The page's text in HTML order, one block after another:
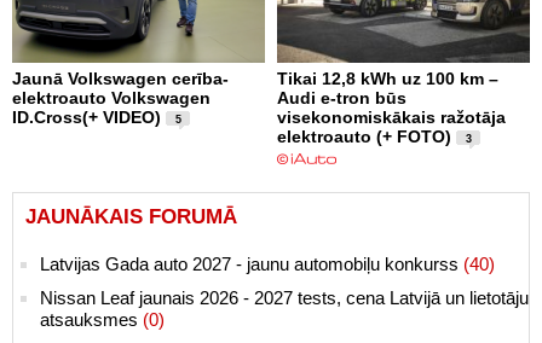
Jaunā Volkswagen cerība-
elektroauto Volkswagen
ID.Cross(+ VIDEO)
5
Tikai 12,8 kWh uz 100 km –
Audi e-tron būs
visekonomiskākais ražotāja
elektroauto (+ FOTO)
3
JAUNĀKAIS FORUMĀ
Latvijas Gada auto 2027 - jaunu automobiļu konkurss (40)
Nissan Leaf jaunais 2026 - 2027 tests, cena Latvijā un lietotāju
atsauksmes (0)